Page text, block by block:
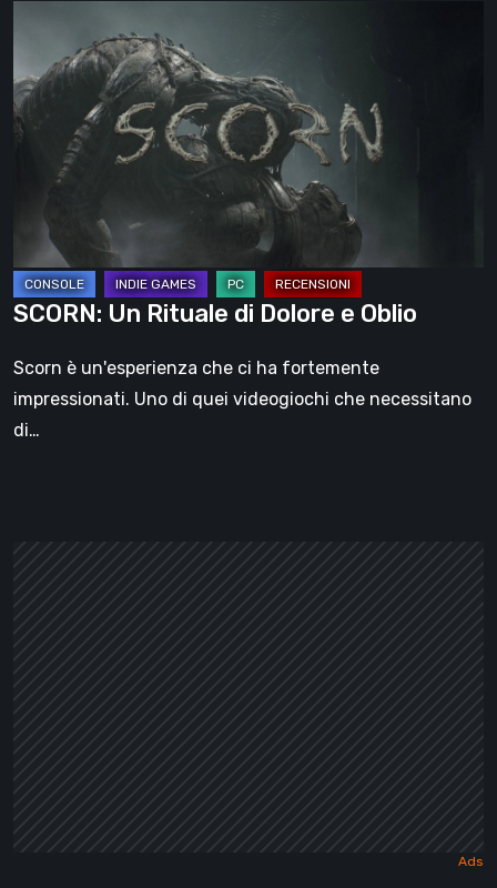
Rituale
di
Dolore
SCORN: Un Rituale di Dolore e Oblio
Scorn è un'esperienza che ci ha fortemente
impressionati. Uno di quei videogiochi che necessitano
di…